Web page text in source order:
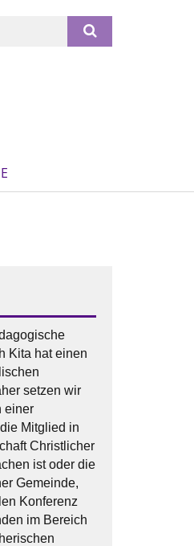
Kita hat einen
setzen wir
einer
Mitglied in
Christlicher
ist oder die
Gemeinde,
Konferenz
im Bereich